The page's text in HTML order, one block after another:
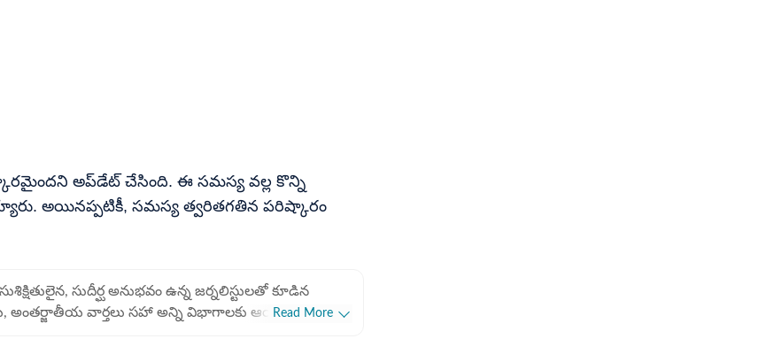
అప్‌డేట్ చేసింది. ఈ సమస్య వల్ల కొన్ని
అయినప్పటికీ, సమస్య త్వరితగతిన పరిష్కారం
సుదీర్ఘ అనుభవం ఉన్న జర్నలిస్టులతో కూడిన
అంతర్జాతీయ వార్తలు సహా అన్ని విభాగాలకు ఆయా రంగాల
Read More